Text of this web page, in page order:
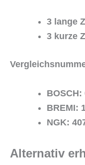
3 lange
3 kurze
BOSCH:
BREMI:
NGK:
Alternativ